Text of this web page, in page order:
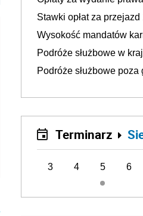
Stawki opłat za
Wysokość mandatów
Podróże służbowe w
Podróże służbowe
Terminarz
3 4 5 6